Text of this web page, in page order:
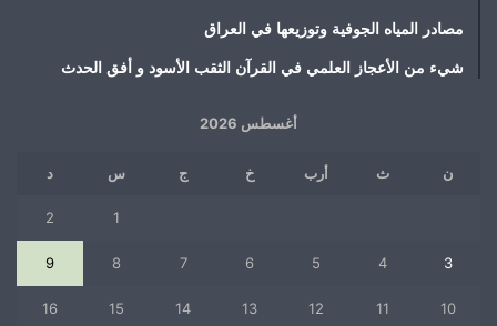
مصادر المياه الجوفية وتوزيعها في العراق
شيء من الأعجاز العلمي في القرآن الثقب الأسود و أفق الحدث
أغسطس 2026
ن ث أرب خ ج س د
1
2
3
4
5
6
7
8
9
10
11
12
13
14
15
16